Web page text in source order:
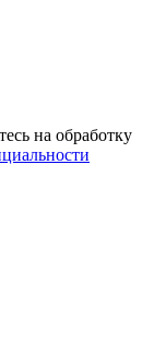
на обработку